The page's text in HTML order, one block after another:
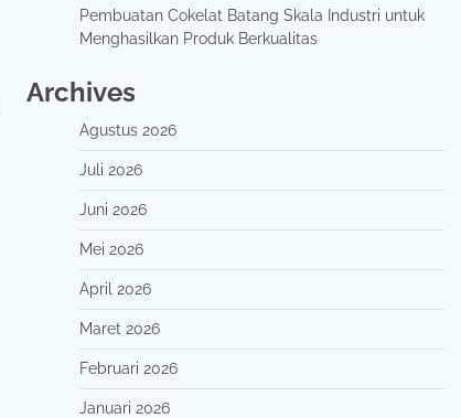
Pembuatan Cokelat Batang Skala Industri untuk
Menghasilkan Produk Berkualitas
Archives
Agustus 2026
Juli 2026
Juni 2026
Mei 2026
April 2026
Maret 2026
Februari 2026
Januari 2026